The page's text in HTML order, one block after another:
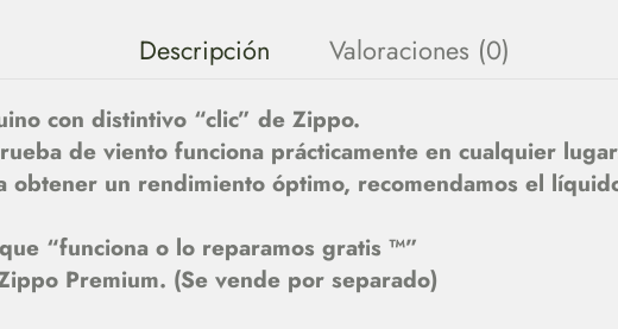
Descripción Valoraciones (0)
con distintivo “clic” de Zippo.
de viento funciona prácticamente en cualquier
obtener un rendimiento óptimo, recomendamos el
“funciona o lo reparamos gratis ™”
Premium. (Se vende por separado)